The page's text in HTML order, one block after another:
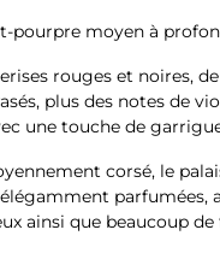
pourpre moyen à
rouges et noires,
plus des notes de
une touche de
corsé, le
parfumées,
ainsi que beaucoup